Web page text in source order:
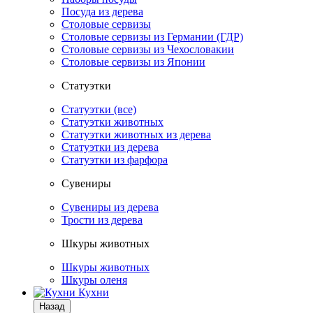
Посуда из дерева
Столовые сервизы
Столовые сервизы из Германии (ГДР)
Столовые сервизы из Чехословакии
Столовые сервизы из Японии
Статуэтки
Статуэтки (все)
Статуэтки животных
Статуэтки животных из дерева
Статуэтки из дерева
Статуэтки из фарфора
Сувениры
Сувениры из дерева
Трости из дерева
Шкуры животных
Шкуры животных
Шкуры оленя
Кухни
Назад